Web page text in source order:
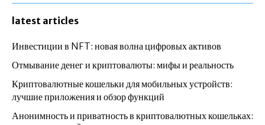
latest articles
Инвестиции в NFT: новая волна цифровых активов
Отмывание денег и криптовалюты: мифы и реальность
Криптовалютные кошельки для мобильных устройств:
лучшие приложения и обзор функций
Анонимность и приватность в криптовалютных кошельках: